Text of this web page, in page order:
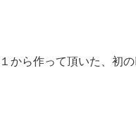
から作って頂いた、初